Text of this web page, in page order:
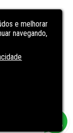
ginásio de
da BR 116.
c/ opção
e melhorar
navegando,